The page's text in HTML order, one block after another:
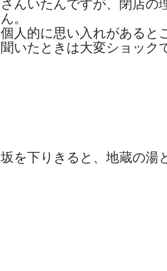
さんいたんですが、閉店の
ん。
個人的に思い入れがあると
聞いたときは大変ショック
坂を下りきると、地蔵の湯